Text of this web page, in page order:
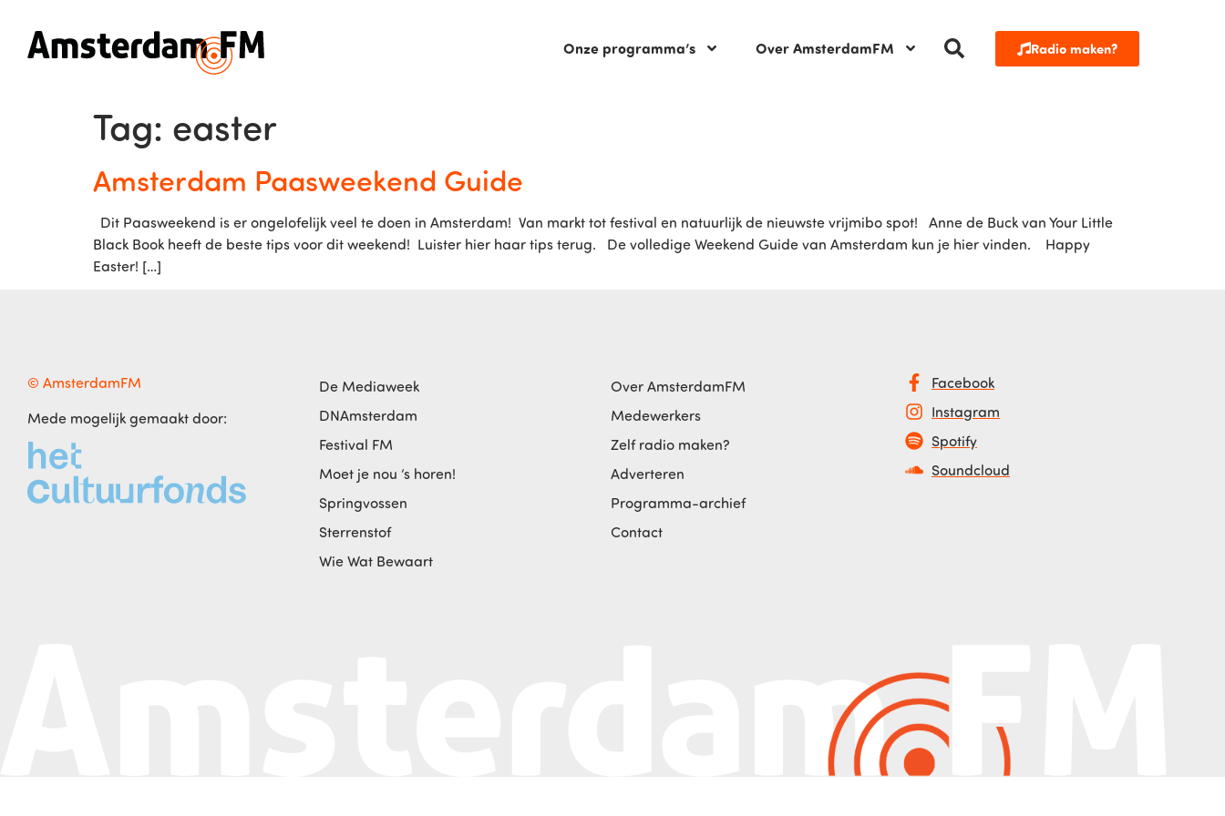
Onze programma’s Over AmsterdamFM Radio maken?
Tag: easter
Amsterdam Paasweekend Guide
Dit Paasweekend is er ongelofelijk veel te doen in Amsterdam! Van markt tot festival en natuurlijk de nieuwste vrijmibo spot! Anne de Buck van Your Little
Black Book heeft de beste tips voor dit weekend! Luister hier haar tips terug. De volledige Weekend Guide van Amsterdam kun je hier vinden. Happy
Easter! […]
© AmsterdamFM
Mede mogelijk gemaakt door:
De Mediaweek
DNAmsterdam
Festival FM
Moet je nou ‘s horen!
Springvossen
Sterrenstof
Wie Wat Bewaart
Over AmsterdamFM
Medewerkers
Zelf radio maken?
Adverteren
Programma-archief
Contact
Facebook
Instagram
Spotify
Soundcloud